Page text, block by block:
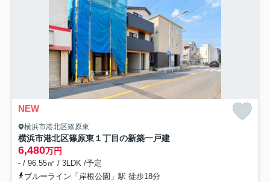
NEW
横浜市港北区篠原東
横浜市港北区篠原東１丁目の新築一戸建
6,480万円
- / 96.55㎡ / 3LDK /予定
ブルーライン「岸根公園」駅 徒歩18分